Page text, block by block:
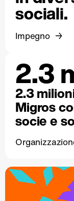
sociali.
Impegno
2.3
2.3
Migros
socie e